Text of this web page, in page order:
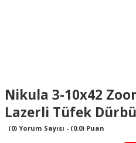
Nikula 3-10x42
Lazerli Tüfek
(0) Yorum Sayısı - (0.0) Puan